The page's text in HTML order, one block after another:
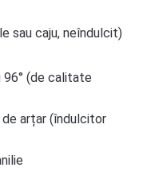
sau caju, neîndulcit)
96° (de calitate
de arțar (îndulcitor